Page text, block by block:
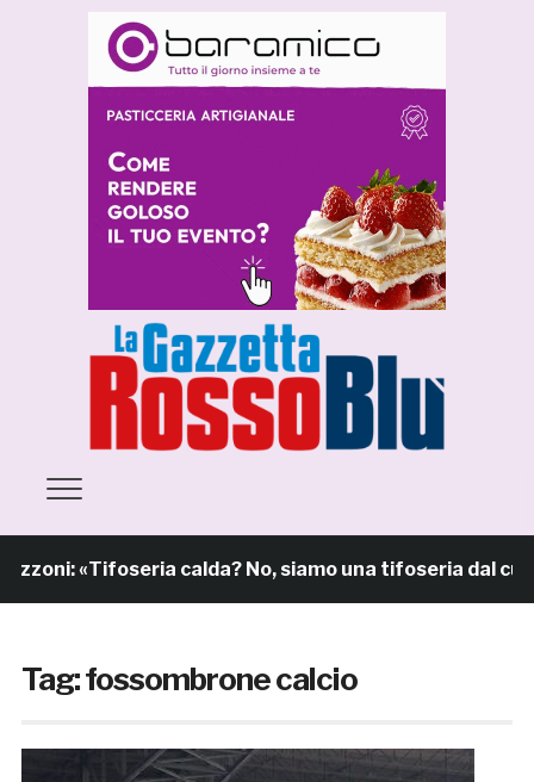
«Tifoseria calda? No, siamo una tifoseria dal cuore
Tag:fossombrone calcio